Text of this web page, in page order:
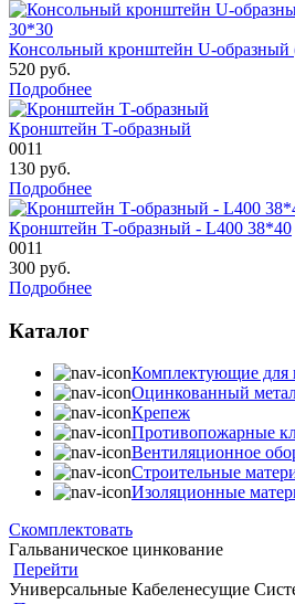
Консольный кронштейн U-образный
520 руб.
Подробнее
Кронштейн Т-образный
0011
130 руб.
Подробнее
Кронштейн Т-образный - L400 38*40
0011
300 руб.
Подробнее
Каталог
Комплектующие для
Оцинкованный
Крепеж
Противопожарные
Вентиляционное
Строительные
Изоляционные
Скомплектовать
Гальваническое цинкование
Перейти
Универсальные Кабеленесущие